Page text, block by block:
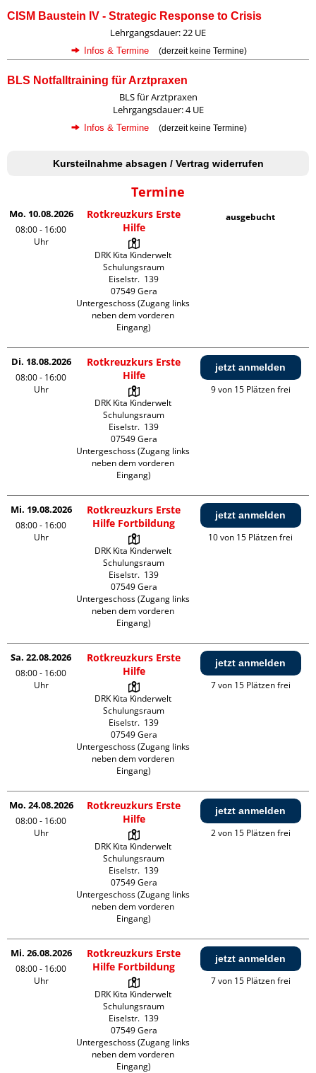
CISM Baustein IV - Strategic Response to Crisis
Lehrgangsdauer: 22 UE
Infos & Termine (derzeit keine Termine)
BLS Notfalltraining für Arztpraxen
BLS für Arztpraxen
Lehrgangsdauer: 4 UE
Infos & Termine (derzeit keine Termine)
Kursteilnahme absagen / Vertrag widerrufen
Termine
Mo. 10.08.2026
08:00 - 16:00
Uhr
Rotkreuzkurs Erste
Hilfe
DRK Kita Kinderwelt
Schulungsraum
Eiselstr.  139
07549 Gera
Untergeschoss (Zugang links
neben dem vorderen
Eingang)
ausgebucht
Di. 18.08.2026
08:00 - 16:00
Uhr
Rotkreuzkurs Erste
Hilfe
DRK Kita Kinderwelt
Schulungsraum
Eiselstr.  139
07549 Gera
Untergeschoss (Zugang links
neben dem vorderen
Eingang)
jetzt anmelden
9 von 15 Plätzen frei
Mi. 19.08.2026
08:00 - 16:00
Uhr
Rotkreuzkurs Erste
Hilfe Fortbildung
DRK Kita Kinderwelt
Schulungsraum
Eiselstr.  139
07549 Gera
Untergeschoss (Zugang links
neben dem vorderen
Eingang)
jetzt anmelden
10 von 15 Plätzen frei
Sa. 22.08.2026
08:00 - 16:00
Uhr
Rotkreuzkurs Erste
Hilfe
DRK Kita Kinderwelt
Schulungsraum
Eiselstr.  139
07549 Gera
Untergeschoss (Zugang links
neben dem vorderen
Eingang)
jetzt anmelden
7 von 15 Plätzen frei
Mo. 24.08.2026
08:00 - 16:00
Uhr
Rotkreuzkurs Erste
Hilfe
DRK Kita Kinderwelt
Schulungsraum
Eiselstr.  139
07549 Gera
Untergeschoss (Zugang links
neben dem vorderen
Eingang)
jetzt anmelden
2 von 15 Plätzen frei
Mi. 26.08.2026
08:00 - 16:00
Uhr
Rotkreuzkurs Erste
Hilfe Fortbildung
DRK Kita Kinderwelt
Schulungsraum
Eiselstr.  139
07549 Gera
Untergeschoss (Zugang links
neben dem vorderen
Eingang)
jetzt anmelden
7 von 15 Plätzen frei